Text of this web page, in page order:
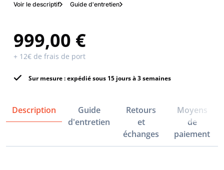
Voir le descriptif Guide d'entretien
999,00 €
+ 12€ de frais de port
Sur mesure : expédié sous 15 jours à 3 semaines
Description
Guide
d'entretien
Retours
et
échanges
Moyens
de
paiement